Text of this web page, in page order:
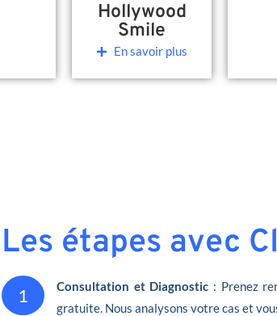
Hollywood
Smile
En savoir plus
Les étapes avec
1 Consultation et Diagnostic : Prenez
gratuite. Nous analysons votre cas et